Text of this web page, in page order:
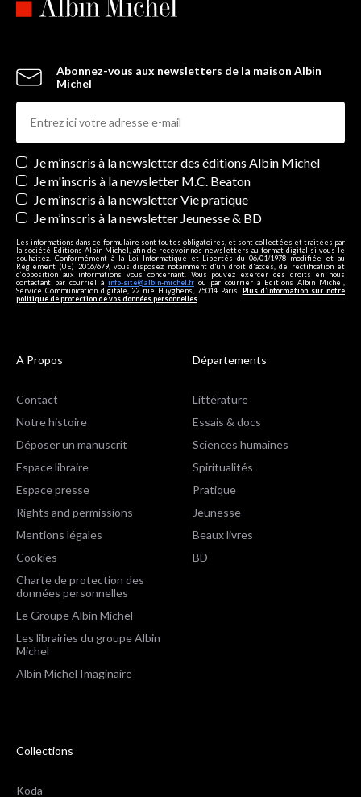
Abonnez-vous aux newsletters de la maison Albin
Michel
Newsletters
Je m’inscris à la newsletter des éditions Albin Michel
Je m'inscris à la newsletter M.C. Beaton
Je m’inscris à la newsletter Vie pratique
Je m’inscris à la newsletter Jeunesse & BD
Les informations dans ce formulaire sont toutes obligatoires, et sont collectées et traitées par
la société Editions Albin Michel, afin de recevoir nos newsletters au format digital si vous le
souhaitez. Conformément à la Loi Informatique et Libertés du 06/01/1978 modifiée et au
Règlement (UE) 2016/679, vous disposez notamment d'un droit d'accès, de rectification et
d’opposition aux informations vous concernant. Vous pouvez exercer ces droits en nous
contactant par courriel à info-site@albin-michel.fr ou par courrier à Editions Albin Michel,
Service Communication digitale, 22 rue Huyghens, 75014 Paris. Plus d’information sur notre
politique de protection de vos données personnelles
A Propos
Contact
Notre histoire
Déposer un manuscrit
Espace libraire
Espace presse
Rights and permissions
Mentions légales
Cookies
Charte de protection des
données personnelles
Le Groupe Albin Michel
Les librairies du groupe Albin
Michel
Albin Michel Imaginaire
Départements
Littérature
Essais & docs
Sciences humaines
Spiritualités
Pratique
Jeunesse
Beaux livres
BD
Collections
Koda